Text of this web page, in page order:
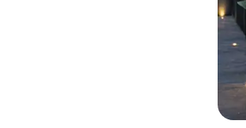
média de 5, 97 avaliações